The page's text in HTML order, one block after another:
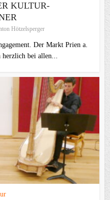
KULTUR-
Hötzelsperger
Der Markt Prien a.
herzlich bei allen...